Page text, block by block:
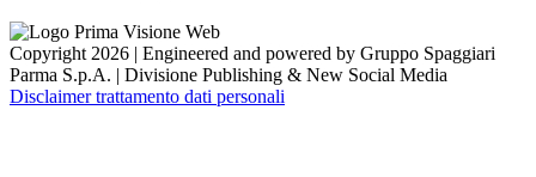
Copyright 2026 | Engineered and powered by Gruppo Spaggiari
Parma S.p.A. | Divisione Publishing & New Social Media
Disclaimer trattamento dati personali